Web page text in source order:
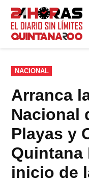
Saltar
contenido
PUBLICADO
EN
NACIONAL
Arranca
Nacional
Playas y
Quintana
inicio de